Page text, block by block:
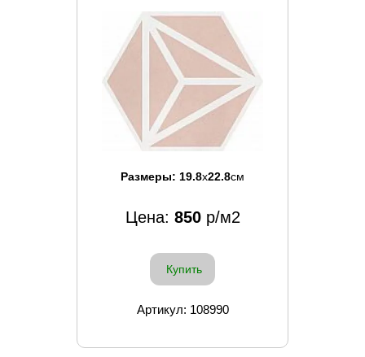
Размеры: 19.8x22.8см
Цена: 850р/м2
Купить
Артикул: 108990